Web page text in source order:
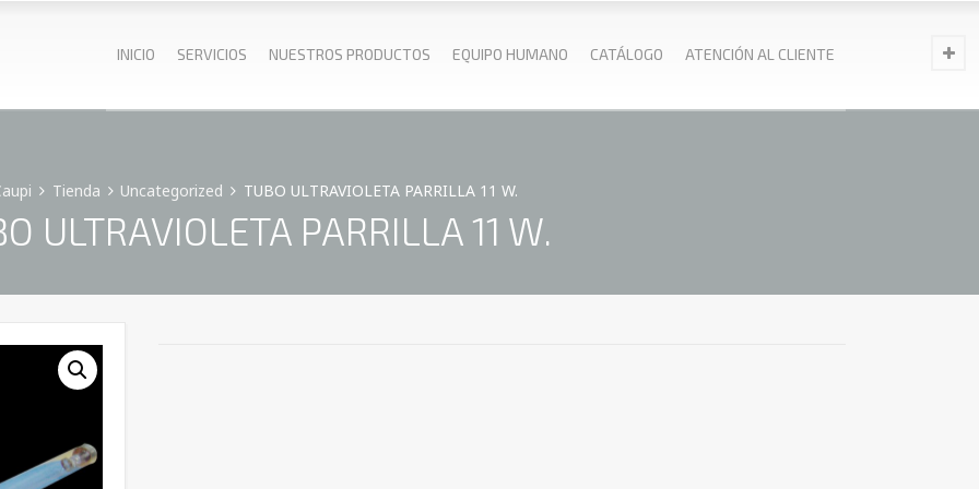
INICIO SERVICIOS NUESTROS PRODUCTOS EQUIPO HUMANO CATÁLOGO ATENCIÓN AL CLIENTE
Tienda Uncategorized TUBO ULTRAVIOLETA PARRILLA 11 W.
ULTRAVIOLETA PARRILLA 11 W.